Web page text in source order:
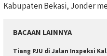
Kabupaten Bekasi, Jonder
BACAAN LAINNYA
Tiang PJU di Jalan Inspeksi